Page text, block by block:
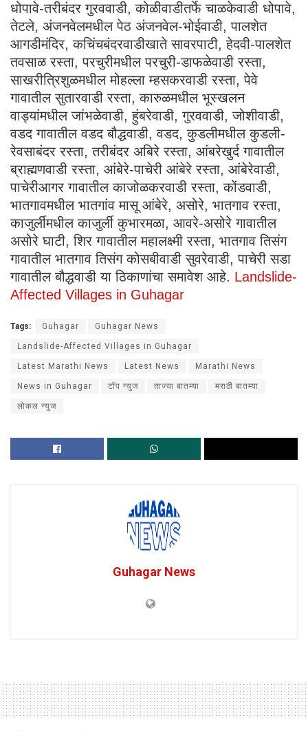
धोपावे-तरीबंदर गुरववाडी, कोळीवाडीतर्फे चाळकेवाडी धोपावे,
तेटले, अंजनवेलमधील पेठ अंजनवेल-भोईवाडी, पालशेत
आगडीमंदिर, कचिंचबंदरवाडीखाते सावरपाटी, हेदवी-पालशेत
तवसाळ रस्ता, परचुरीमधील परचुरी-डाफळेवाडी रस्ता,
साखरीत्रिशुळमधील मोहल्ला म्हसकरवाडी रस्ता, पेवे
गावातील सुतारवाडी रस्ता, कारुळमधील भूस्खलन
वाड्यांमधील जांभळेवाडी, हुंबरेवाडी, गुरववाडी, जोशीवाडी,
वडद गावातील वडद बौद्धवाडी, वडद, कुडलीमधील कुडली-
रेवसाबंदर रस्ता, तरीबंदर अबिरे रस्ता, आंबरेखुर्द गावातील
ब्राह्मणवाडी रस्ता, आंबेरे-पाचेरी आंबेरे रस्ता, आंबेरेवाडी,
पाचेरीआगर गावातील काजोळकरवाडी रस्ता, कोंडवाडी,
भातगावमधील भातगांव मासू आंबेरे, असोरे, भातगाव रस्ता,
काजुर्लीमधील काजुर्ली कुभारमळा, आवरे-असोरे गावातील
असोरे घाटी, शिर गावातील महालक्ष्मी रस्ता, भातगाव तिसंग
गावातील भातगाव तिसंग कोसबीवाडी सुवरेवाडी, पाचेरी सडा
गावातील बौद्धवाडी या ठिकाणांचा समावेश आहे. Landslide-
Affected Villages in Guhagar
Tags: Guhagar Guhagar News
Landslide-Affected Villages in Guhagar
Latest Marathi News Latest News Marathi News
News in Guhagar टॉप न्युज ताज्या बातम्या मराठी बातम्या
लोकल न्युज
Guhagar News